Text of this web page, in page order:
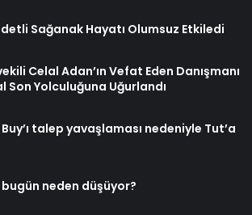
Sağanak Hayatı Olumsuz Etkiledi
Celal Adan’ın Vefat Eden Danışmanı
Son Yolculuğuna Uğurlandı
talep yavaşlaması nedeniyle Tut’a
neden düşüyor?